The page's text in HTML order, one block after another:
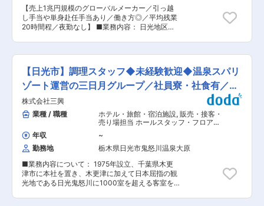
援（顧客対応は基本なし） ■働く環境 品質管理
部門は7名体制。製造との距離が近く、改善提案
が実行に移りやすい環境です。早出や遅出を含む
を行います。 ■入社後の流れ これまでの経験に
応じて業務をお任せするため、安心してスタート
小さな気づきや改善提案が歓迎される風土です。
※OJTと研修で未経験分野の育成も行います。 変
更の範囲：会社の定める業務
品質管理・工程管理を担っていただきます。 ◆魅
力・やりがい ◎当社は、再生可能エネルギー発電
事業領域におけるリーディングカンパニーを目指
し、燃料・火力発電事業に並ぶ柱として国内外の
再生可能エネルギー事業を推進しております。 ◎
ヶ所を保有していますが、今後、国内外で益々の
事業規模拡大を予定しており、やりがいのある業
務と自負しております。 ◆キャリアパス ＜短期
＞ 水力事業所や水力工事センターで、点検・工事
監理・設備計画などの実務経験を積んだ後は、本
社部門や関連部署での業務にも携わりながら、水
力事業全体を俯瞰できる幅広い視点を身につけて
いただきます。 ＜中長期＞ 将来的には事業所管
理職など、水力事業の中核を担うポジションを目
指していただきながら、状況によって風力・地熱
部門での活躍を期待しています。 ■配属先部署人
数・構成 水力発電第一線職場土木部門：約200人
年齢構成 50代以上：70名程度 40代：40名程度
度 変更の範囲：会社の定める業務
【売上1兆円規模のグローバルメーカー／引っ越
し手当や単身赴任手当あり／働き方◎／平均残業
20時間程／夜勤なし】 ■業務内容： 日光地区の
における生産技術業務をお任せいたします。 具体
的には、実験・検証・設備仕様策定・設計・製作
発注・据付工事管理、試運転立ち上げ等の業務を
一貫してお任せします。（設計に関しては外部メ
ーカーへの依頼がメイン） プロジェクトごとに担
当いただく予定で有あり、年間3〜4プロジェクト
を主導いただきます。 機械、電気の部門にそれぞ
れ分かれているため、協力しながら業務を進めて
おります。 ■組織構成・働く環境 ・課長1名、基
幹社員4名、主務7名、実務3名、派遣1名 ・年代
構成：20代9名、30代2名、40代2名、50代2
名、60代1名 ・残業：20時間程度（繁忙期は特に
ないが、設備施工を行う関係で、大型連休には工
事あり。） ・出張：2〜3か月に1〜2回（関東や
関西の設備メーカー、関係会社） ■日光事業所の
魅力（引っ越し補填や住環境補助・単身赴任手当
【日光市】調理スタッフ◆未経験歓迎◆温泉スパリ
ゾート運営の三日月グループ／社員寮・社食有／福
利厚生◎
株式会社三興
業種 / 職種
ホテル・旅館・宿泊施設, 販売・接客・
売り場担当 ホールスタッフ・フロアス
年収
~
勤務地
栃木県日光市鬼怒川温泉大原
■業務内容について： 1975年設立、千葉県木更
津市に本社を置き、木更津に加えて日本屈指の観
光地である日光鬼怒川に1000室を超える客室を